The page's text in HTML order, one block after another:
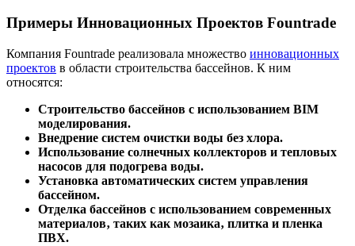
Примеры Инновационных Проектов Fountrade
Компания Fountrade реализовала множество инновационных
проектов в области строительства бассейнов. К ним
относятся:
Строительство бассейнов с использованием BIM
моделирования.
Внедрение систем очистки воды без хлора.
Использование солнечных коллекторов и тепловых
насосов для подогрева воды.
Установка автоматических систем управления
бассейном.
Отделка бассейнов с использованием современных
материалов‚ таких как мозаика‚ плитка и пленка
ПВХ.